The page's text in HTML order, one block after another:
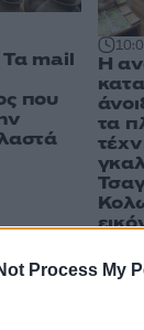
Process My
mail
που
Η
τα